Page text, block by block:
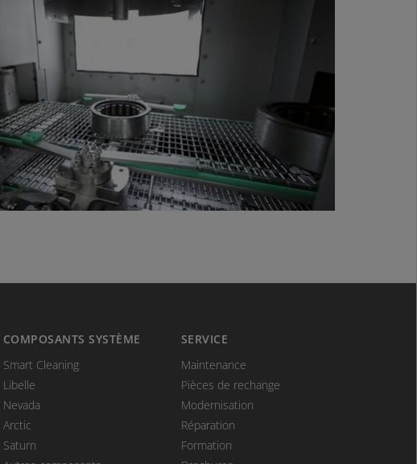
COMPOSANTS SYSTÈME
Smart Cleaning
Libelle
Nevada
Arctic
Saturn
SERVICE
Maintenance
Pièces de rechange
Modernisation
Réparation
Formation